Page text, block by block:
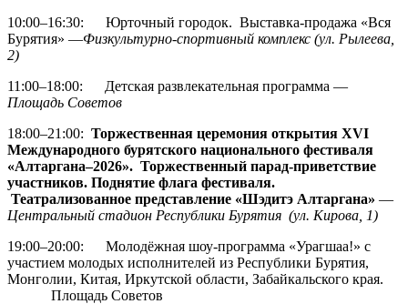
10:00–16:30: Юрточный городок. Выставка-продажа «Вся
Бурятия» —Физкультурно-спортивный комплекс (ул. Рылеева,
2)
11:00–18:00: Детская развлекательная программа —
Площадь Советов
18:00–21:00: Торжественная церемония открытия XVI
Международного бурятского национального фестиваля
«Алтаргана–2026». Торжественный парад-приветствие
участников. Поднятие флага фестиваля.
Театрализованное представление «Шэдитэ Алтаргана» —
Центральный стадион Республики Бурятия (ул. Кирова, 1)
19:00–20:00: Молодёжная шоу-программа «Урагшаа!» с
участием молодых исполнителей из Республики Бурятия,
Монголии, Китая, Иркутской области, Забайкальского края.
Площадь Советов